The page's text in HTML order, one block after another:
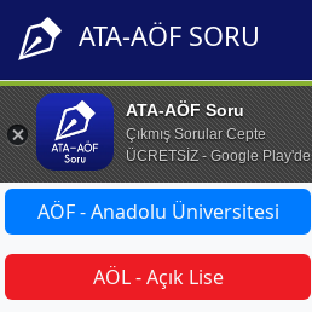
ATA-AÖF SORU
ATA-AÖF Soru
Çıkmış Sorular Cepte
ÜCRETSİZ - Google Play'de
AÖF - Anadolu Üniversitesi
AÖL - Açık Lise